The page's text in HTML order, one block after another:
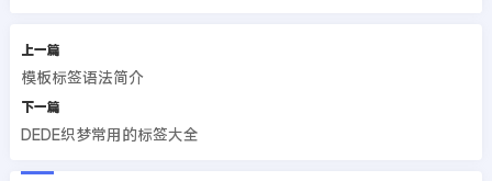
上一篇
模板标签语法简介
下一篇
DEDE织梦常用的标签大全